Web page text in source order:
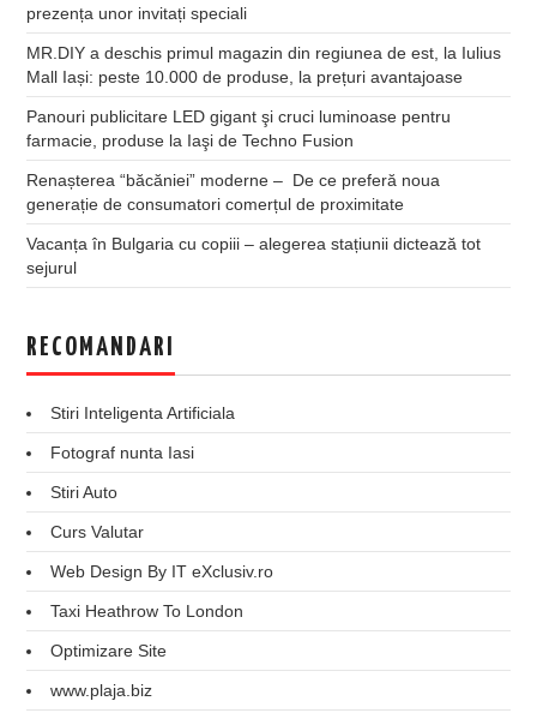
prezența unor invitați speciali
MR.DIY a deschis primul magazin din regiunea de est, la Iulius
Mall Iași: peste 10.000 de produse, la prețuri avantajoase
Panouri publicitare LED gigant şi cruci luminoase pentru
farmacie, produse la Iaşi de Techno Fusion
Renașterea “băcăniei” moderne – De ce preferă noua
generație de consumatori comerțul de proximitate
Vacanța în Bulgaria cu copiii – alegerea stațiunii dictează tot
sejurul
RECOMANDARI
Stiri Inteligenta Artificiala
Fotograf nunta Iasi
Stiri Auto
Curs Valutar
Web Design By IT eXclusiv.ro
Taxi Heathrow To London
Optimizare Site
www.plaja.biz